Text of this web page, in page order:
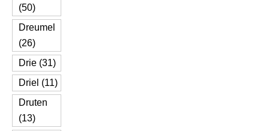
(50)
Dreumel
(26)
Drie (31)
Driel (11)
Druten
(13)